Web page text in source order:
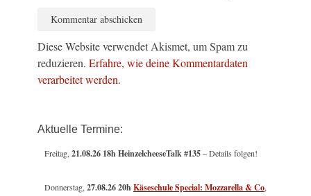
Diese Website verwendet Akismet, um Spam zu
reduzieren. Erfahre, wie deine Kommentardaten
verarbeitet werden.
Aktuelle Termine:
Freitag, 21.08.26 18h HeinzelcheeseTalk #135– Details folgen!
Donnerstag, 27.08.26 20hKäseschule Special: Mozzarella & Co